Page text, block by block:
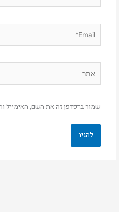
שמור בדפדפן זה את השם, האימייל